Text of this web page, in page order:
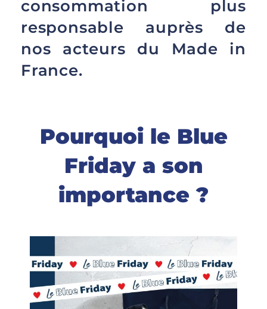
consommation plus
responsable auprès de
nos acteurs du Made in
France.
Pourquoi le Blue
Friday a son
importance ?